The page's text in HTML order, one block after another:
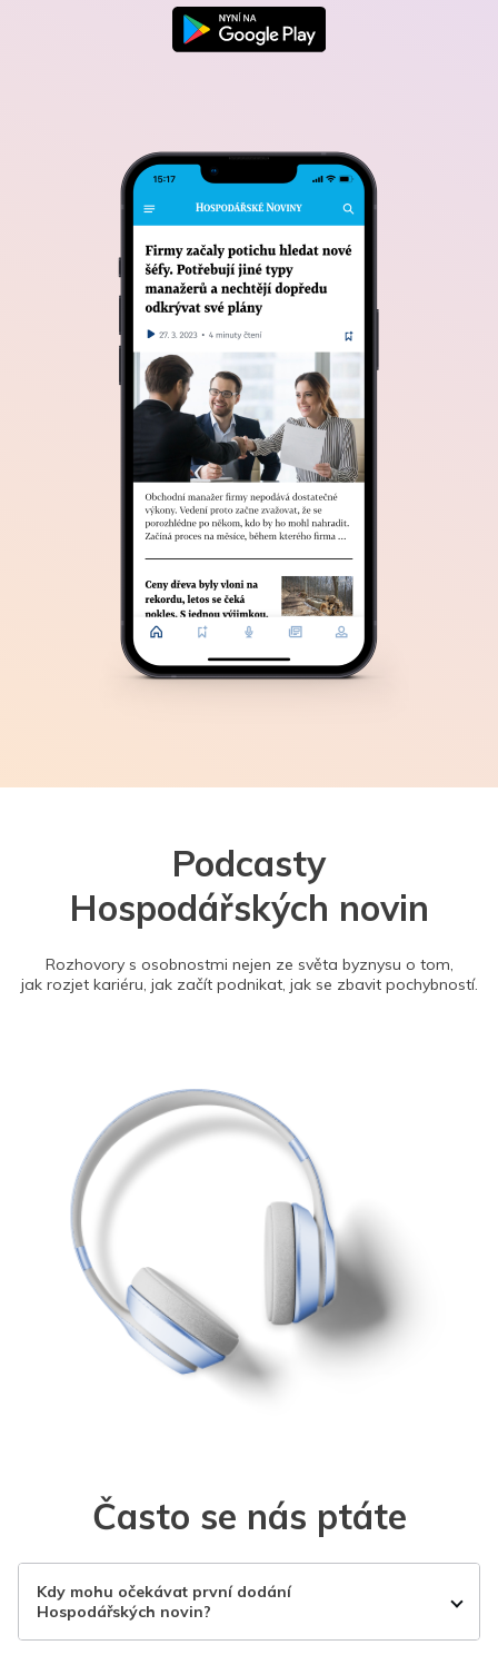
Podcasty
Hospodářských novin
Rozhovory s osobnostmi nejen ze světa byznysu o tom,
jak rozjet kariéru, jak začít podnikat, jak se zbavit pochybností.
Často se nás ptáte
Kdy mohu očekávat první dodání
Hospodářských novin?